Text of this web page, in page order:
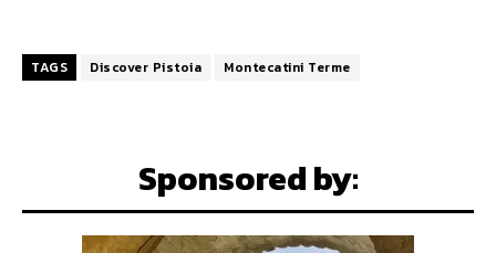
TAGS Discover Pistoia Montecatini Terme
Sponsored by: